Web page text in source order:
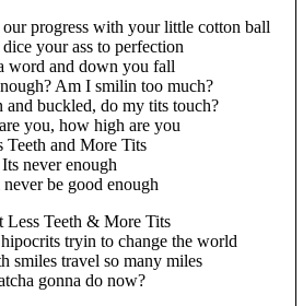
progress with your little cotton ball
your ass to perfection
word and down you fall
Am I smilin too much?
buckled, do my tits touch?
you, how high are you
Teeth and More Tits
Its never enough
be good enough
Less Teeth & More Tits
tryin to change the world
smiles travel so many miles
gonna do now?